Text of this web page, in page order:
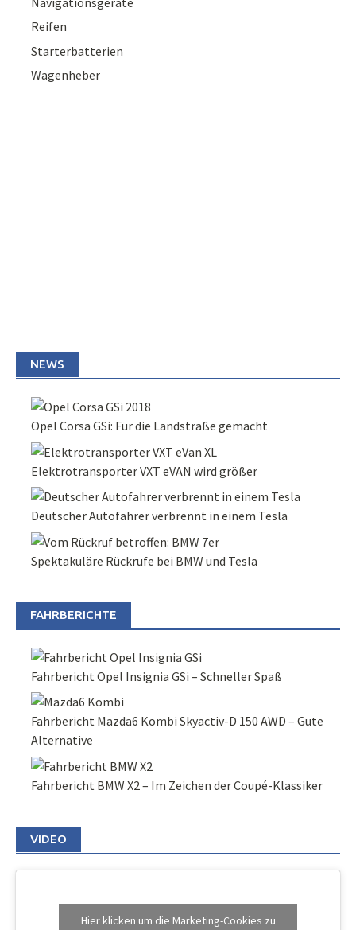
Reifen
Starterbatterien
Wagenheber
NEWS
Opel Corsa GSi: Für die Landstraße gemacht
Elektrotransporter VXT eVAN wird größer
Deutscher Autofahrer verbrennt in einem Tesla
Spektakuläre Rückrufe bei BMW und Tesla
FAHRBERICHTE
Fahrbericht Opel Insignia GSi – Schneller Spaß
Fahrbericht Mazda6 Kombi Skyactiv-D 150 AWD – Gute
Alternative
Fahrbericht BMW X2 – Im Zeichen der Coupé-Klassiker
VIDEO
Hier klicken um die Marketing-Cookies zu